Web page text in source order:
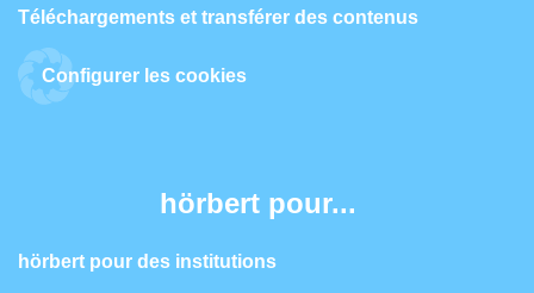
Téléchargements et transférer des contenus
Configurer les cookies
hörbert pour...
hörbert pour des institutions